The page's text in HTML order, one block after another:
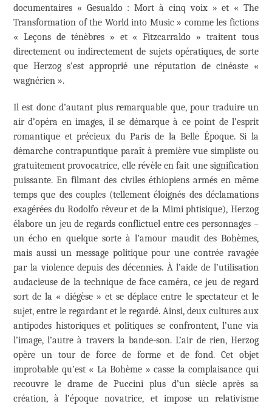
documentaires « Gesualdo : Mort à cinq voix » et « The
Transformation of the World into Music » comme les fictions
« Leçons de ténèbres » et « Fitzcarraldo » traitent tous
directement ou indirectement de sujets opératiques, de sorte
que Herzog s’est approprié une réputation de cinéaste «
wagnérien ».
Il est donc d’autant plus remarquable que, pour traduire un
air d’opéra en images, il se démarque à ce point de l’esprit
romantique et précieux du Paris de la Belle Époque. Si la
démarche contrapuntique paraît à première vue simpliste ou
gratuitement provocatrice, elle révèle en fait une signification
puissante. En filmant des civiles éthiopiens armés en même
temps que des couples (tellement éloignés des déclamations
exagérées du Rodolfo rêveur et de la Mimi phtisique), Herzog
élabore un jeu de regards conflictuel entre ces personnages –
un écho en quelque sorte à l’amour maudit des Bohèmes,
mais aussi un message politique pour une contrée ravagée
par la violence depuis des décennies. À l’aide de l’utilisation
audacieuse de la technique de face caméra, ce jeu de regard
sort de la « diégèse » et se déplace entre le spectateur et le
sujet, entre le regardant et le regardé. Ainsi, deux cultures aux
antipodes historiques et politiques se confrontent, l’une via
l’image, l’autre à travers la bande-son. L’air de rien, Herzog
opère un tour de force de forme et de fond. Cet objet
improbable qu’est « La Bohème » casse la complaisance qui
recouvre le drame de Puccini plus d’un siècle après sa
création, à l’époque novatrice, et impose un relativisme